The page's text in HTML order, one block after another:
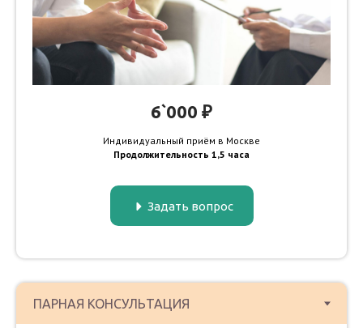
6`000 ₽
Индивидуальный приём в Москве
Продолжительность 1,5 часа
Задать вопрос